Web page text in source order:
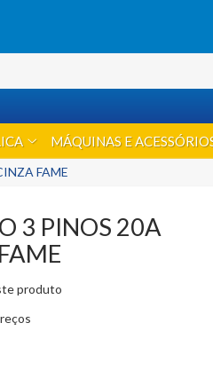
MÁQUINAS E
FAME
3 PINOS 20A
produto